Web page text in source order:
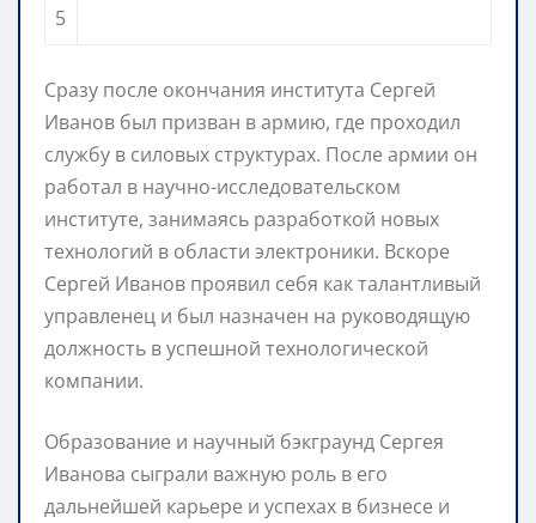
5
Сразу после окончания института Сергей
Иванов был призван в армию, где проходил
службу в силовых структурах. После армии он
работал в научно-исследовательском
институте, занимаясь разработкой новых
технологий в области электроники. Вскоре
Сергей Иванов проявил себя как талантливый
управленец и был назначен на руководящую
должность в успешной технологической
компании.
Образование и научный бэкграунд Сергея
Иванова сыграли важную роль в его
дальнейшей карьере и успехах в бизнесе и